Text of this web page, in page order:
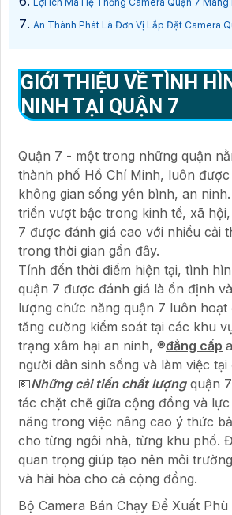
An Thành Phát Là Đơn Vị Lắp Đặt Camera
GIỚI THIỆU VỀ TÌNH
NINH TẠI QUẬN 7
Quận 7 - một trong những quận
thành phố Hồ Chí Minh, luôn được
không gian sống yên bình, an
triển vượt bậc trong kinh tế, xã
7 được đánh giá cao với nhiều cải
trong thời gian gần đây.
Tính đến thời điểm hiện tại, tình
quận 7 được đánh giá là ổn định
lượng chức năng quận 7 luôn hoạt
tăng cường kiểm soát tại các khu
trạng xâm hại an ninh, ®️đẳng cấp
người dân sinh sống và làm việc tại
💶Những cải tiến chất lượngquận
tác chặt chẽ giữa cộng đồng và
năng trong việc nâng cao ý thức
cho từng ngôi nhà, từng khu phố.
quan trọng giúp tạo nên môi
và hài hòa cho cả cộng đồng.
Bộ Camera Bán Chạy Đề Xuất